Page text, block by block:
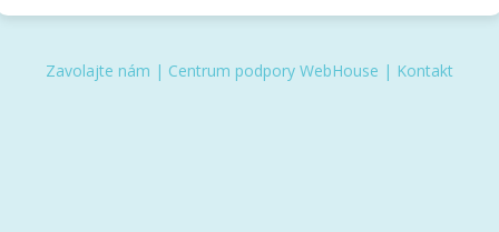
Zavolajte nám | Centrum podpory WebHouse | Kontakt